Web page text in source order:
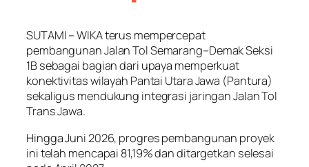
SUTAMI – WIKA terus mempercepat
pembangunan Jalan Tol Semarang–Demak Seksi
1B sebagai bagian dari upaya memperkuat
konektivitas wilayah Pantai Utara Jawa (Pantura)
sekaligus mendukung integrasi jaringan Jalan Tol
Trans Jawa.
Hingga Juni 2026, progres pembangunan proyek
ini telah mencapai 81,19% dan ditargetkan selesai